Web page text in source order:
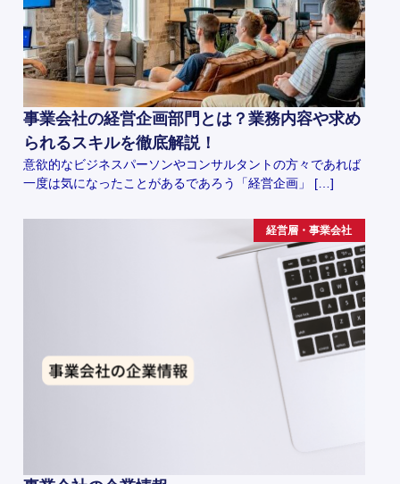
事業会社の経営企画部門とは？業務内容や求め
られるスキルを徹底解説！
意欲的なビジネスパーソンやコンサルタントの方々であれば
一度は気になったことがあるであろう「経営企画」 […]
経営層・事業会社